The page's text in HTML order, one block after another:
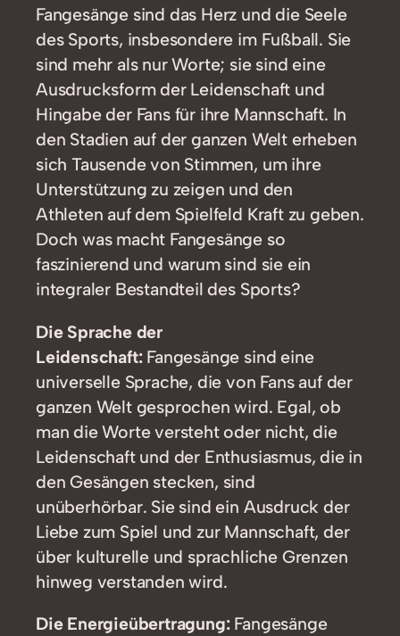
Fangesänge sind das Herz und die Seele
des Sports, insbesondere im Fußball. Sie
sind mehr als nur Worte; sie sind eine
Ausdrucksform der Leidenschaft und
Hingabe der Fans für ihre Mannschaft. In
den Stadien auf der ganzen Welt erheben
sich Tausende von Stimmen, um ihre
Unterstützung zu zeigen und den
Athleten auf dem Spielfeld Kraft zu geben.
Doch was macht Fangesänge so
faszinierend und warum sind sie ein
integraler Bestandteil des Sports?
Die Sprache der
Leidenschaft:Fangesänge sind eine
universelle Sprache, die von Fans auf der
ganzen Welt gesprochen wird. Egal, ob
man die Worte versteht oder nicht, die
Leidenschaft und der Enthusiasmus, die in
den Gesängen stecken, sind
unüberhörbar. Sie sind ein Ausdruck der
Liebe zum Spiel und zur Mannschaft, der
über kulturelle und sprachliche Grenzen
hinweg verstanden wird.
Die Energieübertragung:Fangesänge